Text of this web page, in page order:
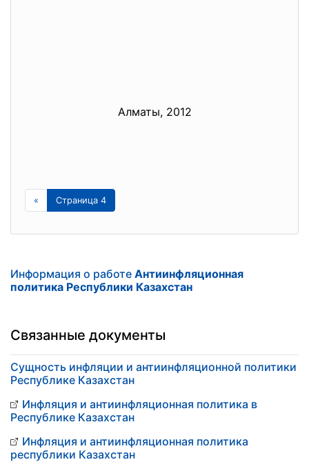
Алматы, 2012
« Страница 4
Информация о работе Антиинфляционная
политика Республики Казахстан
Связанные документы
Сущность инфляции и антиинфляционной политики
Республике Казахстан
Инфляция и антиинфляционная политика в
Республике Казахстан
Инфляция и антиинфляционная политика
республики Казахстан